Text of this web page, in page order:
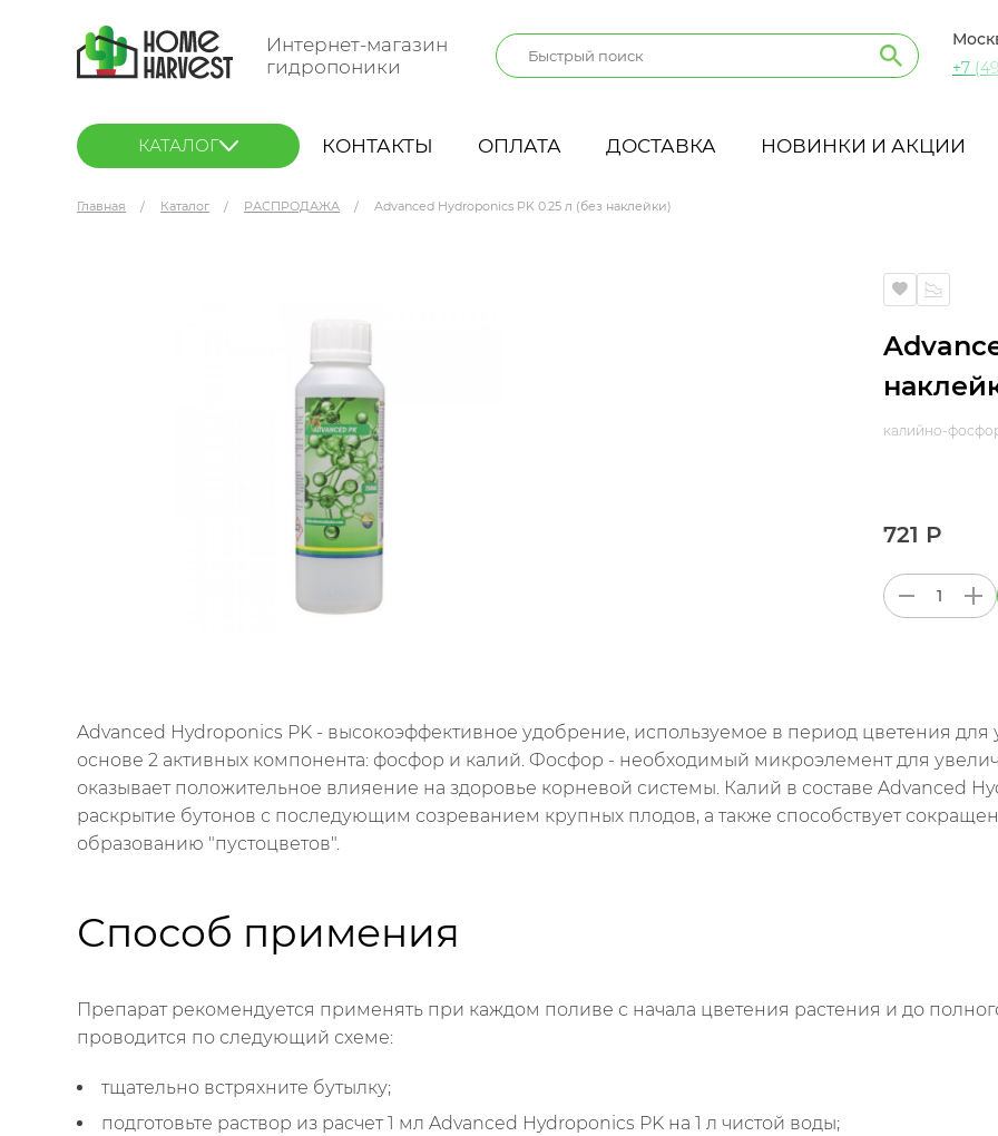
Интернет-магазин
гидропоники
+7
КАТАЛОГ КОНТАКТЫ ОПЛАТА ДОСТАВКА НОВИНКИ И АКЦИИ
Главная Каталог РАСПРОДАЖА Advanced Hydroponics PK 0.25 л (без наклейки)
калийно-
721 Р
Advanced Hydroponics PK - высокоэффективное удобрение, используемое в период цветения
основе 2 активных компонента: фосфор и калий. Фосфор - необходимый микроэлемент для
оказывает положительное влияение на здоровье корневой системы. Калий в составе Advanced
раскрытие бутонов с последующим созреванием крупных плодов, а также способствует
образованию "пустоцветов".
Способ примения
Препарат рекомендуется применять при каждом поливе с начала цветения растения и до
проводится по следующий схеме:
тщательно встряхните бутылку;
подготовьте раствор из расчет 1 мл Advanced Hydroponics PK на 1 л чистой воды;